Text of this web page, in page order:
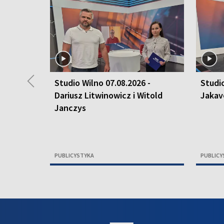
Studio Wilno 07.08.2026 -
Dariusz Litwinowicz i Witold
Janczys
PUBLICYSTYKA
◀